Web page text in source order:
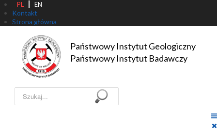
PL EN
Kontakt
Strona główna
Państwowy Instytut Geologiczny
Państwowy Instytut Badawczy
Szukaj...